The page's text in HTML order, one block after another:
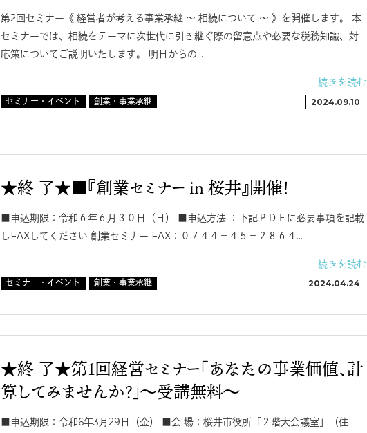
第2回セミナー《 経営者が考える事業承継 ～ 相続について ～ 》を開催します。 本
セミナーでは、相続をテーマに次世代に引き継ぐ際の留意点や必要な税務知識、対
応策についてご説明いたします。 明日からの…
続きを読む
セミナー・イベント 創業・事業承継 2024.09.10
★終 了★■『創業セミナー in 桜井』開催！
■申込期限：令和６年６月３０日（日） ■申込方法 ：下記ＰＤＦに必要事項を記載
しFAXしてください 創業セミナー FAX：０７４４－４５－２８６４…
続きを読む
セミナー・イベント 創業・事業承継 2024.04.24
★終 了★第１回経営セミナー「あなたの事業価値、計
算してみませんか？」～受講無料～
■申込期限：令和6年3月29日（金） ■会 場：桜井市役所「２階大会議室」（住